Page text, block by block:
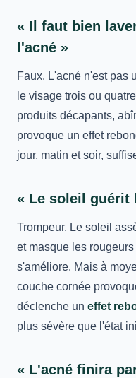
« Il faut bien
l'acné »
Faux. L'acné n'est pas
le visage trois ou
produits décapants,
provoque un effet
jour, matin et soir,
« Le soleil guérit
Trompeur. Le soleil
et masque les
s'améliore. Mais à
couche cornée
déclenche un effet
plus sévère que l'état
« L'acné finira